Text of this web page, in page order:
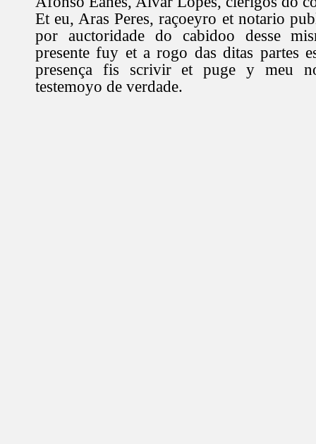
Et eu, Aras Peres, raçoeyro et notario
por auctoridade do cabidoo desse
presente fuy et a rogo das ditas partes
presença fis scrivir et puge y meu
testemoyo de verdade.